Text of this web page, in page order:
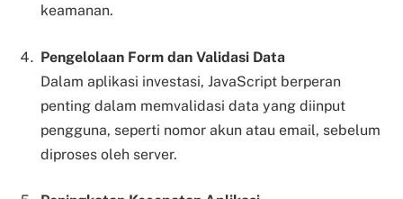
keamanan.
Pengelolaan Form dan Validasi Data
Dalam aplikasi investasi, JavaScript berperan
penting dalam memvalidasi data yang diinput
pengguna, seperti nomor akun atau email, sebelum
diproses oleh server.